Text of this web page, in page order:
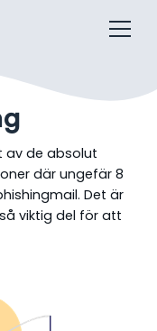
av de absolut
där ungefär 8
Det är
viktig del för att